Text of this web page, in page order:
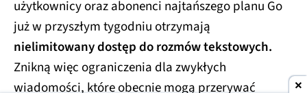
użytkownicy oraz abonenci najtańszego planu Go
już w przyszłym tygodniu otrzymają
nielimitowany dostęp do rozmów tekstowych.
Znikną więc ograniczenia dla zwykłych
wiadomości, które obecnie mogą przerywać